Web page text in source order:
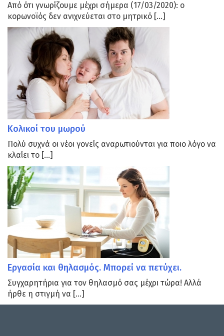
Από ότι γνωρίζουμε μέχρι σήμερα (17/03/2020): ο
κορωνοϊός δεν ανιχνεύεται στο μητρικό […]
Κολικοί του μωρού
Πολύ συχνά οι νέοι γονείς αναρωτιούνται για ποιο λόγο να
κλαίει το […]
Εργασία και θηλασμός. Μπορεί να πετύχει.
Συγχαρητήρια για τον θηλασμό σας μέχρι τώρα! Αλλά
ήρθε η στιγμή να […]